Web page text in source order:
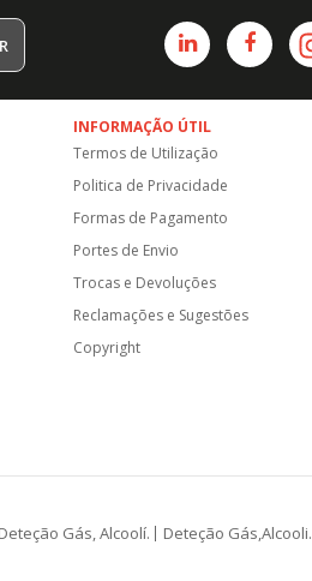
INFORMAÇÃO ÚTIL
Termos de Utilização
Politica de Privacidade
Formas de Pagamento
Portes de Envio
Trocas e Devoluções
Reclamações e Sugestões
Copyright
Deteção Gás, Alcoolí.
Deteção Gás,Alcooli.